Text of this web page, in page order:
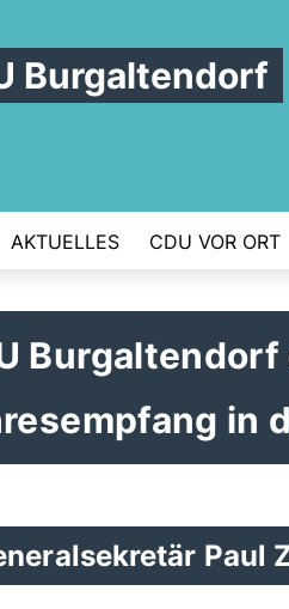
Burgaltendorf
AKTUELLES CDU VOR ORT
in
Paul